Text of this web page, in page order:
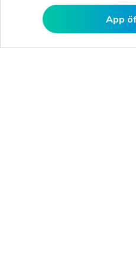
In
App